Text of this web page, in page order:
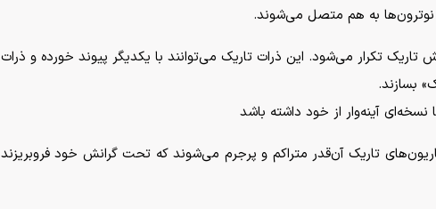
به هم متصل می‌شوند.
تاریک تکرار می‌شود. این ذرات تاریک می‌توانند با یکدیگر پیوند خورده و ذرات
بسازند.
آینه‌وار از خود داشته باشد
تاریک آن‌قدر متراکم و پرجرم می‌شوند که تحت گرانش خود فروبریزند